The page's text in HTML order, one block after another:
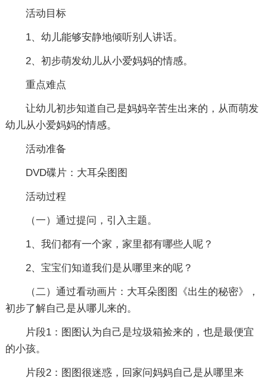
活动目标
1、幼儿能够安静地倾听别人讲话。
2、初步萌发幼儿从小爱妈妈的情感。
重点难点
让幼儿初步知道自己是妈妈辛苦生出来的，从而萌发
幼儿从小爱妈妈的情感。
活动准备
DVD碟片：大耳朵图图
活动过程
（一）通过提问，引入主题。
1、我们都有一个家，家里都有哪些人呢？
2、宝宝们知道我们是从哪里来的呢？
（二）通过看动画片：大耳朵图图《出生的秘密》，
初步了解自己是从哪儿来的。
片段1：图图认为自己是垃圾箱捡来的，也是最便宜
的小孩。
片段2：图图很迷惑，回家问妈妈自己是从哪里来